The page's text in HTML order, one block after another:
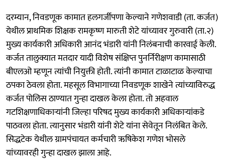
दरम्यान, निवडणूक कामात हलगर्जीपणा केल्याने गणेशवाडी (ता. कर्जत)
येथील प्राथमिक शिक्षक रामकृष्ण मारुती शेटे यांच्यावर गुरुवारी (ता.२)
मुख्य कार्यकारी अधिकारी आनंद भंडारी यांनी निलंबनाची कारवाई केली.
कर्जत तालुक्यात मतदार यादी विशेष संक्षिप्त पुनर्निरीक्षण कामासाठी
बीएलओ म्हणून त्यांची नियुक्ती होती. त्यांनी कामात टाळाटाळ केल्याचा
ठपका ठेवला होता. महसूल विभागाच्या निवडणूक शाखेने त्यांच्याविरुद्ध
कर्जत पोलिस ठाण्यात गुन्हा दाखल केला होता. तो अहवाल
गटशिक्षणाधिकाऱ्यांनी जिल्हा परिषद मुख्य कार्यकारी अधिकाऱ्यांकडे
पाठवला होता. त्यानुसार भंडारी यांनी शेटे यांना सेवेतून निलंबित केले.
सिद्धटेक येथील ग्रामपंचायत कर्मचारी ऋषिकेश गणेश भोसले
यांच्यावरही गुन्हा दाखल झाला आहे.